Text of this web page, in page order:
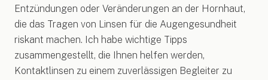
Entzündungen oder Veränderungen an der Hornhaut,
die das Tragen von Linsen für die Augengesundheit
riskant machen. Ich habe wichtige Tipps
zusammengestellt, die Ihnen helfen werden,
Kontaktlinsen zu einem zuverlässigen Begleiter zu